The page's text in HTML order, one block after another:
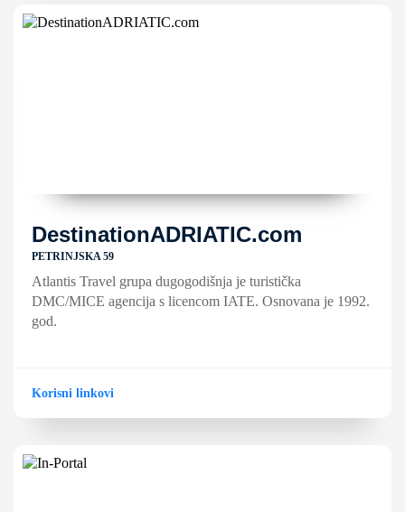
DestinationADRIATIC.com
PETRINJSKA 59
Atlantis Travel grupa dugogodišnja je turistička
DMC/MICE agencija s licencom IATE. Osnovana je 1992.
god.
Korisni linkovi